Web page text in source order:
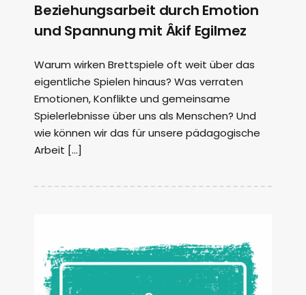
Beziehungsarbeit durch Emotion
und Spannung mit Âkif Egilmez
Warum wirken Brettspiele oft weit über das
eigentliche Spielen hinaus? Was verraten
Emotionen, Konflikte und gemeinsame
Spielerlebnisse über uns als Menschen? Und
wie können wir das für unsere pädagogische
Arbeit […]